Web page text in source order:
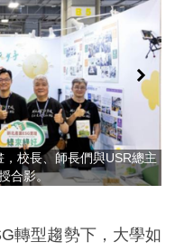
校長、師長們與USR總主
合影。
型趨勢下，大學如